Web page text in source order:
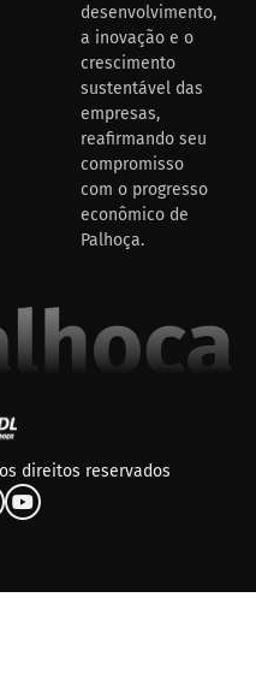
desenvolvimento,
a inovação e o
crescimento
sustentável das
empresas,
reafirmando seu
compromisso
com o progresso
econômico de
Palhoça.
direitos reservados